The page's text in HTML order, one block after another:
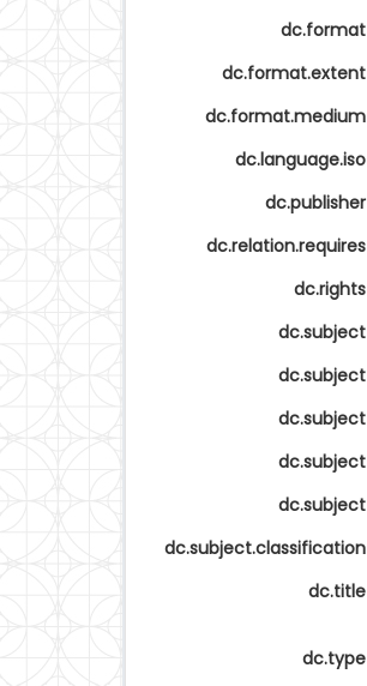
dc.format
dc.format.extent
dc.format.medium
dc.language.iso
dc.publisher
dc.relation.requires
dc.rights
dc.subject
dc.subject
dc.subject
dc.subject
dc.subject
dc.subject.classification
dc.title
dc.type